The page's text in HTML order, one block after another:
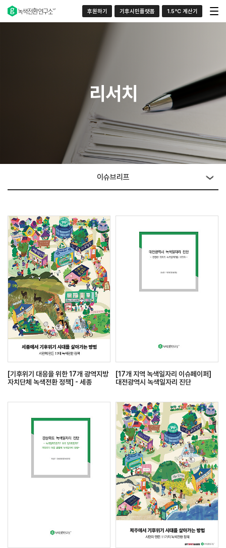
후원하기 기후시민플랫폼 1.5°C 계산기
리서치
이슈브리프
[기후위기 대응을 위한 17개 광역지방
자치단체 녹색전환 정책] - 세종
[17개 지역 녹색일자리 이슈페이퍼]
대전광역시 녹색일자리 진단